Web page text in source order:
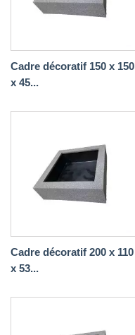
Cadre décoratif 150 x 150
x 45...
Cadre décoratif 200 x 110
x 53...